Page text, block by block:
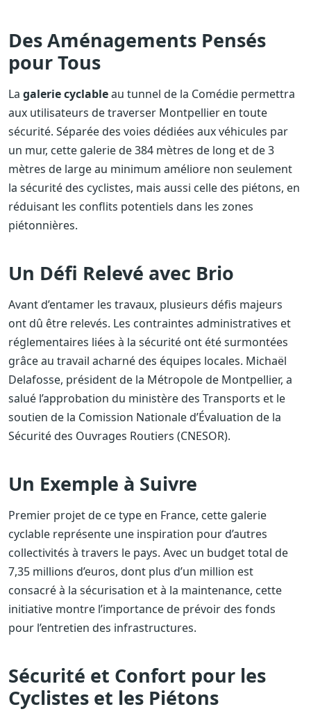
Des Aménagements Pensés
pour Tous
La galerie cyclableau tunnel de la Comédie permettra
aux utilisateurs de traverser Montpellier en toute
sécurité. Séparée des voies dédiées aux véhicules par
un mur, cette galerie de 384 mètres de long et de 3
mètres de large au minimum améliore non seulement
la sécurité des cyclistes, mais aussi celle des piétons, en
réduisant les conflits potentiels dans les zones
piétonnières.
Un Défi Relevé avec Brio
Avant d’entamer les travaux, plusieurs défis majeurs
ont dû être relevés. Les contraintes administratives et
réglementaires liées à la sécurité ont été surmontées
grâce au travail acharné des équipes locales. Michaël
Delafosse, président de la Métropole de Montpellier, a
salué l’approbation du ministère des Transports et le
soutien de la Comission Nationale d’Évaluation de la
Sécurité des Ouvrages Routiers (CNESOR).
Un Exemple à Suivre
Premier projet de ce type en France, cette galerie
cyclable représente une inspiration pour d’autres
collectivités à travers le pays. Avec un budget total de
7,35 millions d’euros, dont plus d’un million est
consacré à la sécurisation et à la maintenance, cette
initiative montre l’importance de prévoir des fonds
pour l’entretien des infrastructures.
Sécurité et Confort pour les
Cyclistes et les Piétons